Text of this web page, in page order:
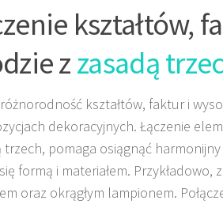
kształtów,
zzasadą
kształtów, faktur i
dekoracyjnych. Łączenie
trzech, pomaga osiągnąć
formą i materiałem.
oraz okrągłym lampionem.